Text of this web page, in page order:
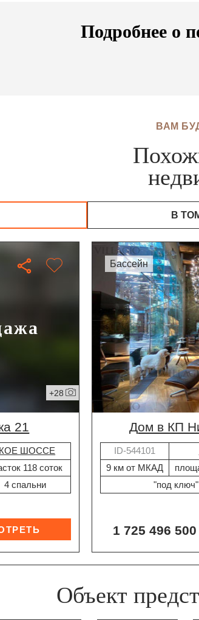
Подробнее о
ВАМ
В
+28
21
ШОССЕ
118 соток
4 спальни
бассейн
дом в КП
ID-544101
9 км от МКАД
"под ключ"
1 725 496
Объект